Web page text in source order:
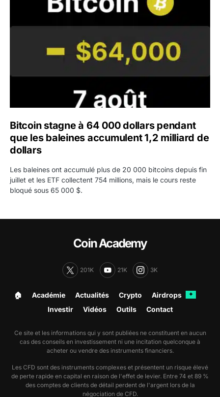
Bitcoin stagne à 64 000 dollars pendant
que les baleines accumulent 1,2 milliard de
dollars
Les baleines ont accumulé plus de 20 000 bitcoins depuis fin
juillet et les ETF collectent 754 millions, mais le cours reste
bloqué sous 65 000 $.
Coin Academy
201K 21K 3K
🏠︎ Académie Actualités Crypto Airdrops ✦
Investir Vidéos Outils Contact
Ce site et les informations qui y sont publiées ne constituent en aucun
cas des conseils en investissement ni une incitation quelconque à
acheter ou vendre des instruments financiers.
Les CFD sont des instruments complexes et présentent un risque élevé
de perte rapide en capital en raison de l'effet de levier. Entre 74 et 89 %
des comptes de clients de détail perdent de l'argent lors de la
négociation de CFD.